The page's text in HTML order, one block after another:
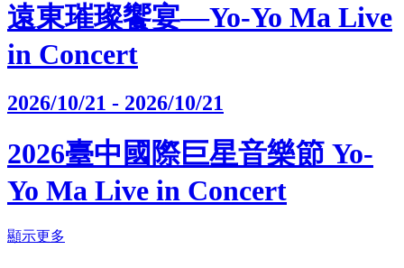
遠東璀璨饗宴—Yo-Yo Ma Live
in Concert
2026/10/21 - 2026/10/21
2026臺中國際巨星音樂節 Yo-
Yo Ma Live in Concert
顯示更多